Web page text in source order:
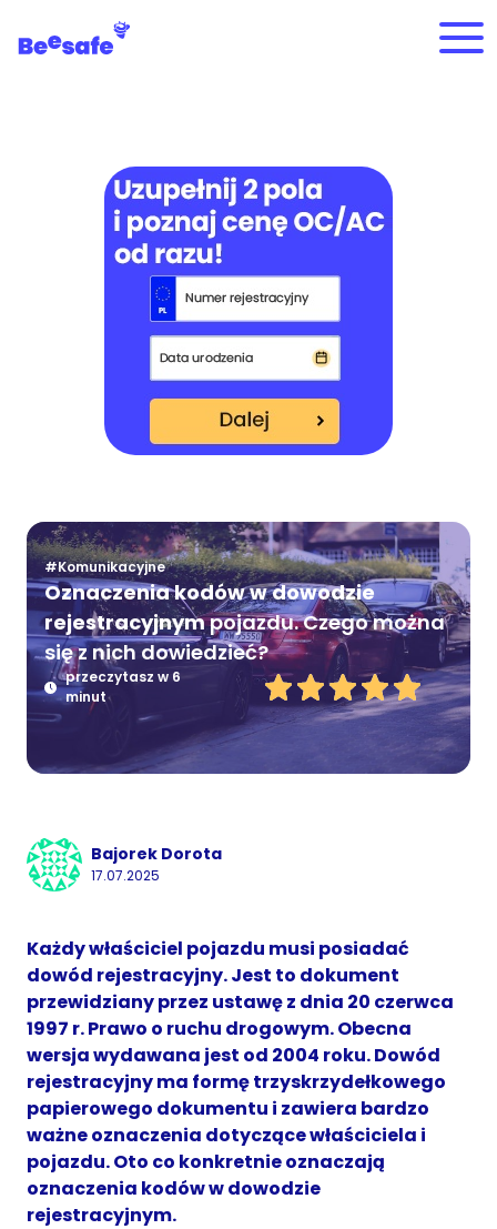
#Komunikacyjne
Oznaczenia kodów w dowodzie
rejestracyjnympojazdu. Czego można
się z nich dowiedzieć?
przeczytasz w 6
minut
Bajorek Dorota
17.07.2025
Każdy właściciel pojazdu musi posiadać
dowód rejestracyjny. Jest to dokument
przewidziany przez ustawę z dnia 20 czerwca
1997 r. Prawo o ruchu drogowym. Obecna
wersja wydawana jest od 2004 roku. Dowód
rejestracyjny ma formę trzyskrzydełkowego
papierowego dokumentu i zawiera bardzo
ważne oznaczenia dotyczące właściciela i
pojazdu. Oto co konkretnie oznaczają
oznaczenia kodów w dowodzie
rejestracyjnym.